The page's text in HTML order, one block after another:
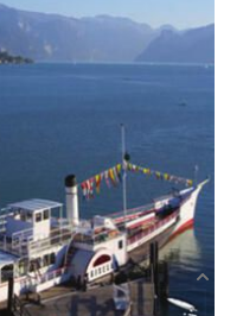
27.03.2026
220 Seiten